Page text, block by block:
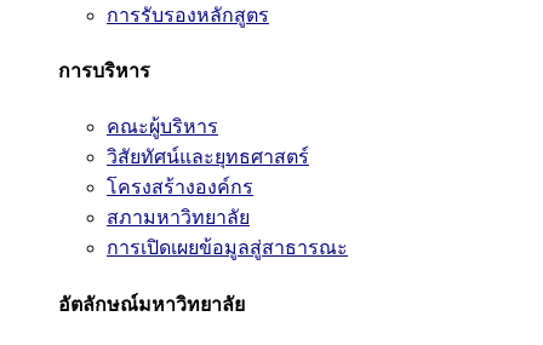
การรับรองหลักสูตร
การบริหาร
คณะผู้บริหาร
วิสัยทัศน์และยุทธศาสตร์
โครงสร้างองค์กร
สภามหาวิทยาลัย
การเปิดเผยข้อมูลสู่สาธารณะ
อัตลักษณ์มหาวิทยาลัย